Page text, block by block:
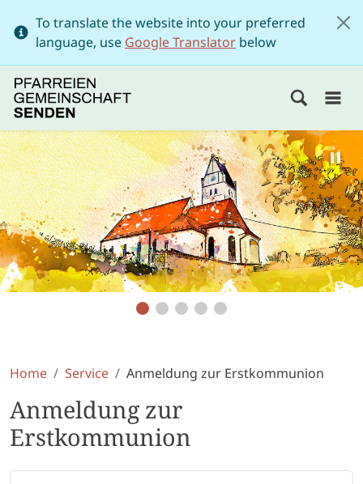
To translate the website into your preferred
language, use Google Translator below
Home Service Anmeldung zur Erstkommunion
Anmeldung zur
Erstkommunion